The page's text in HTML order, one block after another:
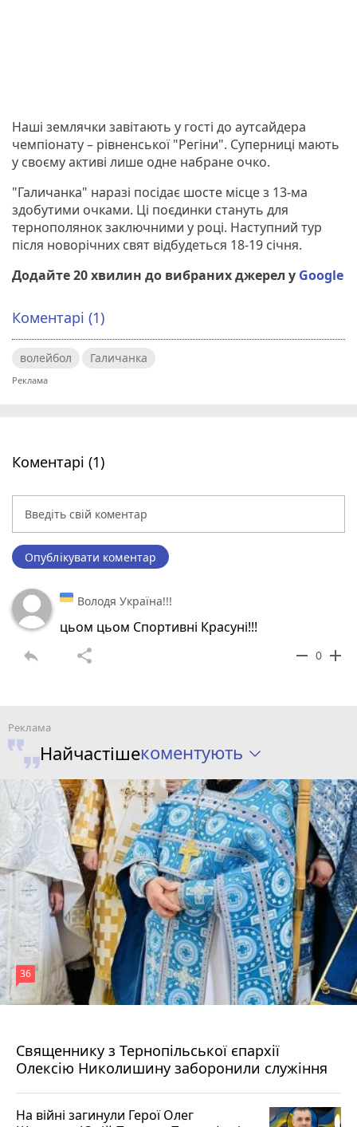
Наші землячки завітають у гості до аутсайдера
чемпіонату – рівненської "Регіни". Суперниці мають
у своєму активі лише одне набране очко.
"Галичанка" наразі посідає шосте місце з 13-ма
здобутими очками. Ці поєдинки стануть для
тернополянок заключними у році. Наступний тур
після новорічних свят відбудеться 18-19 січня.
Додайте 20 хвилин до вибраних джерел у Google
Коментарі (1)
волейбол Галичанка
Коментарі (1)
Опублікувати коментар
Володя Україна!!!
цьом цьом Спортивні Красуні!!!
reply share remove 0 add
Найчастішекоментують
Священнику з Тернопільської єпархії
Олексію Николишину заборонили служіння
36
На війні загинули Герої Олег